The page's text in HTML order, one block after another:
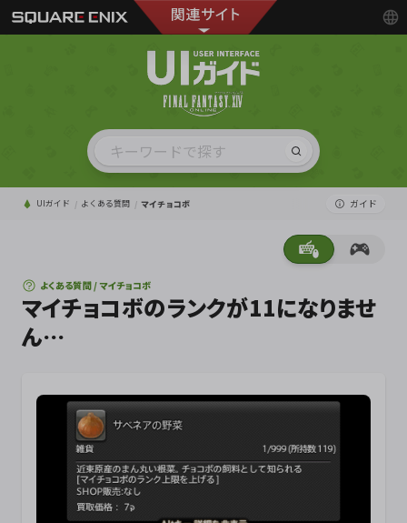
UIガイド よくある質問 マイチョコボ ガイド
よくある質問 / マイチョコボ
マイチョコボのランクが11になりませ
ん…